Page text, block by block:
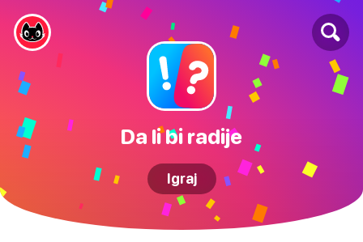
Da li bi radije
Igraj